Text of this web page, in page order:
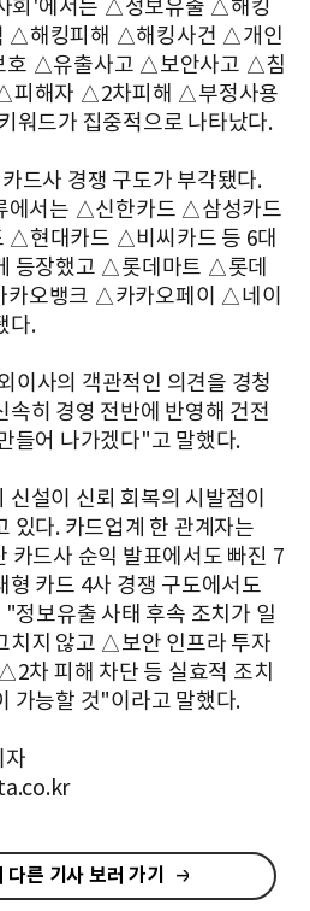
회'에서는 △정보유출 △해킹
△해킹피해 △해킹사건 △개인
호 △유출사고 △보안사고 △침
해자 △2차피해 △부정사용
드가 집중적으로 나타났다.
드사 경쟁 구도가 부각됐다.
에서는 △신한카드 △삼성카드
현대카드 △비씨카드 등 6대
등장했고 △롯데마트 △롯데
오뱅크 △카카오페이 △네이
다.
이사의 객관적인 의견을 경청
속히 경영 전반에 반영해 건전
들어 나가겠다"고 말했다.
설이 신뢰 회복의 시발점이
있다. 카드업계 한 관계자는
카드사 순익 발표에서도 빠진 7
형 카드 4사 경쟁 구도에서도
정보유출 사태 후속 조치가 일
치지 않고 △보안 인프라 투자
차 피해 차단 등 실효적 조치
가능할 것"이라고 말했다.
자
른 기사 보러 가기